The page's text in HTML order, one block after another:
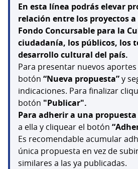
En esta línea podrás elevar
relación entre los proyectos
Fondo Concursable para la
ciudadanía, los públicos, los
desarrollo cultural del país.
Para presentar nuevos
botón “Nueva propuesta”y
indicaciones. Para finalizar
botón "Publicar".
Para adherir a una propuesta
a ella y cliquear el botón
Es recomendable acumular
única propuesta en vez de
similares a las ya publicadas.